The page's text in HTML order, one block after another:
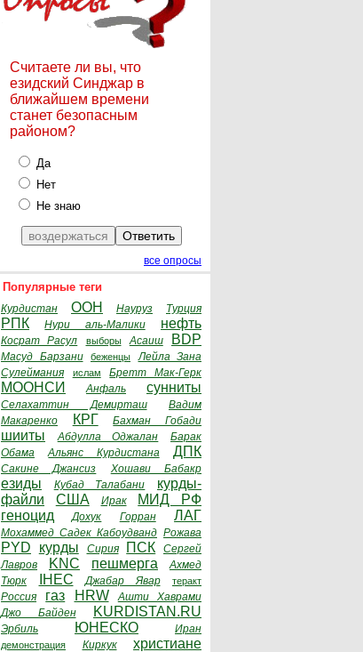
Считаете ли вы, что
езидский Синджар в
ближайшем времени
станет безопасным
районом?
Да
Нет
Не знаю
все опросы
Популярные теги
Курдистан ООН Науруз Турция
РПК Нури аль-Малики нефть
Косрат Расул выборы Асаиш BDP
Масуд Барзани беженцы
Лейла Зана
Сулеймания
ислам Бретт Мак-Герк
МООНСИ Анфаль сунниты
Селахаттин Демирташ
Вадим
Макаренко
КРГ Бахман Гобади
шииты Абдулла Оджалан
Барак
Обама
Альянс Курдистана ДПК
Сакине Джансиз Хошави Бабакр
езиды Кубад Талабани
курды-
файли
США Ирак
МИД РФ
геноцид
Дохук Горран ЛАГ
Мохаммед Садек Кабоудванд Рожава
PYD курды Сирия ПСК
Сергей
Лавров
KNC пешмерга
Ахмед
Тюрк
IHEC Джабар Явар теракт
Россия газ HRW
Ашти Хаврами
Джо Байден
KURDISTAN.RU
Эрбиль ЮНЕСКО Иран
демонстрация Киркук христиане